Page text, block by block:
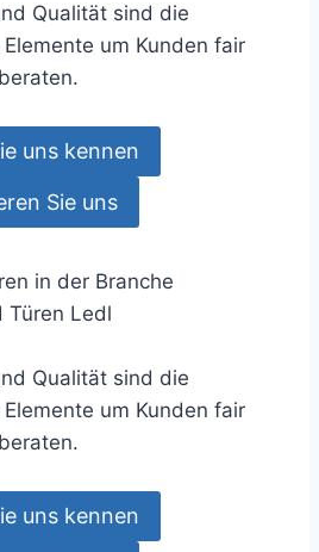
Qualität sind die
um Kunden fair
uns kennen
Sie uns
in der Branche
Türen Ledl
Qualität sind die
um Kunden fair
uns kennen